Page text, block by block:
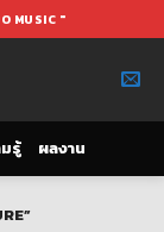
MUSIC "
รู้ ผลงาน